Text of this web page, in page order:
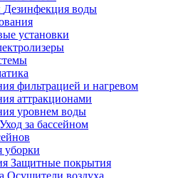
Дезинфекция воды
установки
фильтрацией и нагревом
аттракционами
уровнем воды
Уход за бассейном
уборки
Защитные покрытия
Осушители воздуха